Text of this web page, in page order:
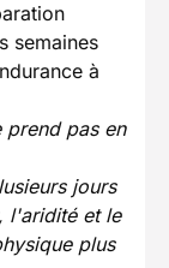
semaines
à
prend pas en
jours
l'aridité et le
plus